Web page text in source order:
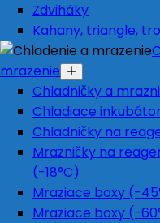
Zdviháky
Kahany, triangle,
mrazenie
Chladničky a
Chladiace
Chladničky na
Mrazničky na
(-18°C)
Mraziace boxy (-
Mraziace boxy (-